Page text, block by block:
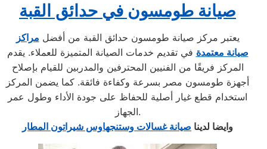
صيانة طومسون في حدائق القبة
يعتبر مركز صيانة طومسون حدائق القبة من أفضل مراكز
صيانة معتمدة في تقديم خدمات الصيانة المتميزة للعملاء. يقدم
المركز فريقًا من الفنيين المحترفين والمدربين للقيام بإصلاح
أجهزة طومسون مصر بسرعة وكفاءة فائقة. كما يضمن المركز
استخدام قطع غيار أصلية للحفاظ على جودة الأداء وطول عمر
الجهاز.
وايضا لدينا صيانة غسالات وستنجهاوس شيراتون المطار